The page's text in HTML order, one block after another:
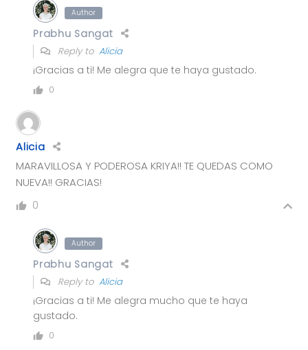
Author
Prabhu Sangat
Reply toAlicia
¡Gracias a ti! Me alegra que te haya gustado.
0
Alicia
MARAVILLOSA Y PODEROSA KRIYA!! TE QUEDAS COMO
NUEVA!! GRACIAS!
0
Author
Prabhu Sangat
Reply toAlicia
¡Gracias a ti! Me alegra mucho que te haya
gustado.
0